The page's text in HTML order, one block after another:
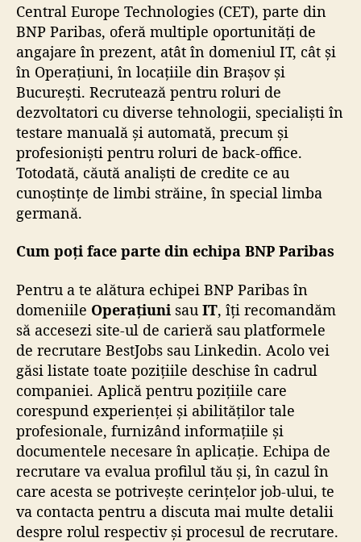
Central Europe Technologies (CET), parte din
BNP Paribas, oferă multiple oportunități de
angajare în prezent, atât în domeniul IT, cât și
în Operațiuni, în locațiile din Brașov și
București. Recrutează pentru roluri de
dezvoltatori cu diverse tehnologii, specialiști în
testare manuală și automată, precum și
profesioniști pentru roluri de back-office.
Totodată, căută analiști de credite ce au
cunoștințe de limbi străine, în special limba
germană.
Cum poți face parte din echipa BNP Paribas
Pentru a te alătura echipei BNP Paribas în
domeniile Operațiuni sau IT, îți recomandăm
să accesezi site-ul de carieră sau platformele
de recrutare BestJobs sau Linkedin. Acolo vei
găsi listate toate pozițiile deschise în cadrul
companiei. Aplică pentru pozițiile care
corespund experienței și abilităților tale
profesionale, furnizând informațiile și
documentele necesare în aplicație. Echipa de
recrutare va evalua profilul tău și, în cazul în
care acesta se potrivește cerințelor job-ului, te
va contacta pentru a discuta mai multe detalii
despre rolul respectiv și procesul de recrutare.